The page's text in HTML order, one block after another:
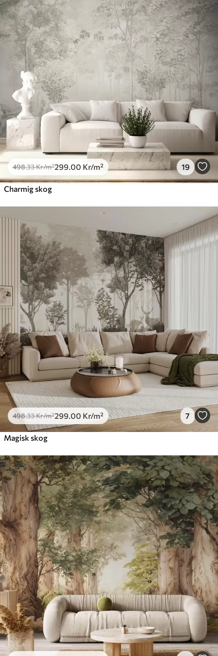
Premium
631.67379.00 Kr/m²
Premiumvinyl
725 .00435.00Kr/m²
Peel and Stick
900 .00 .00Kr/m²
498.33Kr/m²299 .00 Kr/m² 19
Charmig skog
498.33Kr/m²299.00 Kr/m² 7
Magisk skog